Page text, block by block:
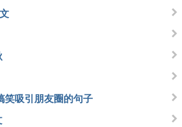
笑吸引朋友圈的句子